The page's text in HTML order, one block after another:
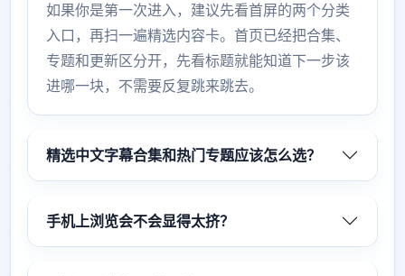
如果你是第一次进入，建议先看首屏的两个分类
入口，再扫一遍精选内容卡。首页已经把合集、
专题和更新区分开，先看标题就能知道下一步该
进哪一块，不需要反复跳来跳去。
精选中文字幕合集和热门专题应该怎么选？
手机上浏览会不会显得太挤？